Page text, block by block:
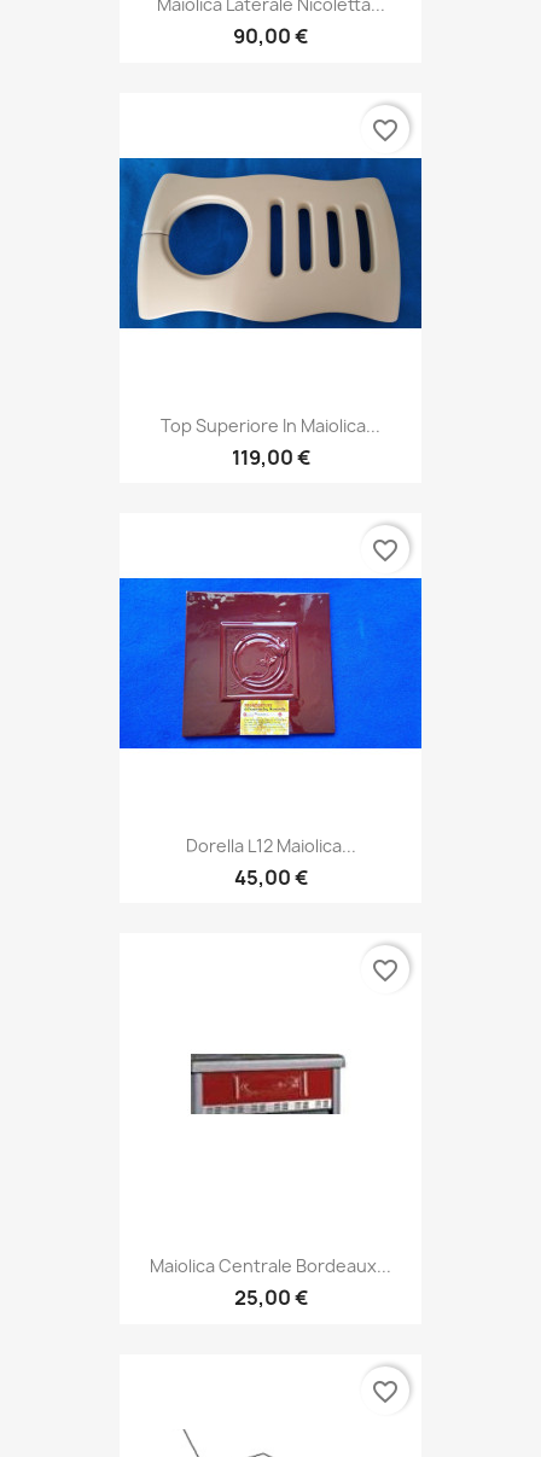
Maiolica Laterale Nicoletta...
90,00 €
Top Superiore In Maiolica...
119,00 €
favorite_border
Dorella L12 Maiolica...
45,00 €
favorite_border
Maiolica Centrale Bordeaux...
25,00 €
favorite_border
favorite_border